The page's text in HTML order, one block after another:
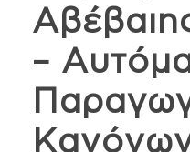
–